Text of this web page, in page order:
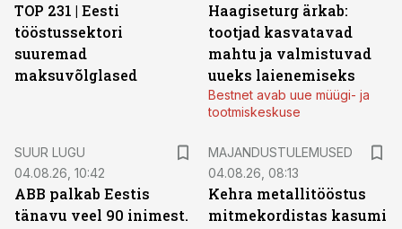
TOP 231 | Eesti
tööstussektori
suuremad
maksuvõlglased
Haagiseturg ärkab:
tootjad kasvatavad
mahtu ja valmistuvad
uueks laienemiseks
Bestnet avab uue müügi- ja
tootmiskeskuse
SUUR LUGU
04.08.26, 10:42
ABB palkab Eestis
tänavu veel 90 inimest.
MAJANDUSTULEMUSED
04.08.26, 08:13
Kehra metallitööstus
mitmekordistas kasumi